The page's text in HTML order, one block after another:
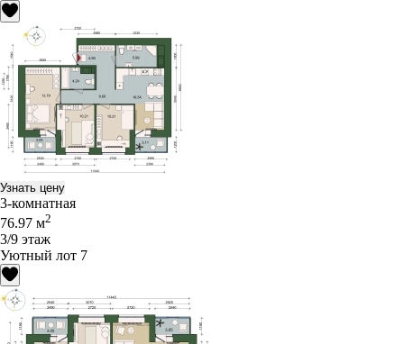
Узнать цену
3-комнатная
76.97 м2
3/9 этаж
Уютный лот 7